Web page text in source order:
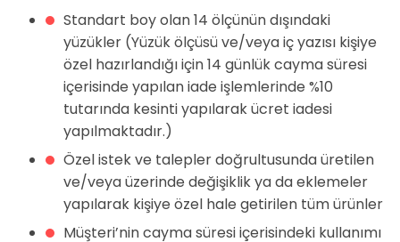
Standart boy olan 14 ölçünün dışındaki
yüzükler (Yüzük ölçüsü ve/veya iç yazısı kişiye
özel hazırlandığı için 14 günlük cayma süresi
içerisinde yapılan iade işlemlerinde %10
tutarında kesinti yapılarak ücret iadesi
yapılmaktadır.)
Özel istek ve talepler doğrultusunda üretilen
ve/veya üzerinde değişiklik ya da eklemeler
yapılarak kişiye özel hale getirilen tüm ürünler
Müşteri’nin cayma süresi içerisindeki kullanımı